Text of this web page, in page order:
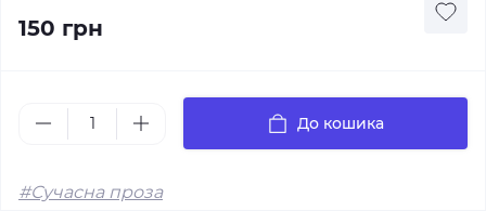
150 грн
До кошика
#Сучасна проза